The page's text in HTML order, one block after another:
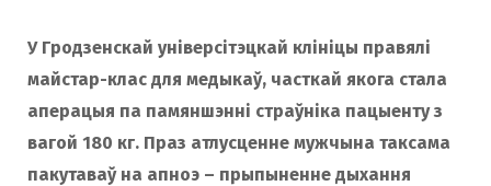
У Гродзенскай універсітэцкай клініцы правялі
майстар-клас для медыкаў, часткай якога стала
аперацыя па памяншэнні страўніка пацыенту з
вагой 180 кг. Праз атлусценне мужчына таксама
пакутаваў на апноэ – прыпыненне дыхання